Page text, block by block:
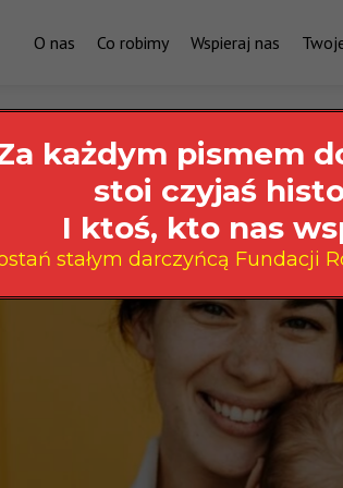
O nas Co robimy Wspieraj nas
każdym pismem
stoi czyjaś
I ktoś, kto nas
stałym darczyńcą Fundacji